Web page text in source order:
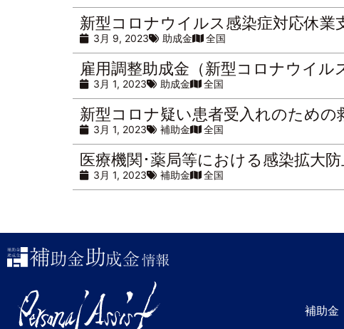
新型コロナウイルス感染症対応休業
3月 9, 2023 助成金 全国
雇用調整助成金（新型コロナウイル
3月 1, 2023 助成金 全国
新型コロナ疑い患者受入れのための
3月 1, 2023 補助金 全国
医療機関･薬局等における感染拡大
3月 1, 2023 補助金 全国
補助金